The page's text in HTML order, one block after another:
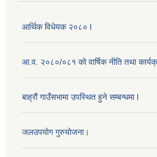
आर्थिक विधेयक २०८० l
आ.व. २०८०/०८१ को वार्षिक नीति तथा
बाह्रौं गाउँसभामा उपस्थित हुने सम्बन्धमा l
जलउपयोग गुरुयोजना।